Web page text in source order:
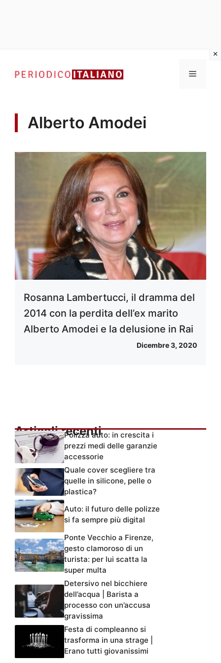
contenuto
Menu
Alberto Amodei
Rosanna Lambertucci, il dramma del
2014 con la perdita dell’ex marito
Alberto Amodei e la delusione in Rai
Dicembre 3, 2020
Articoli recentiPolizza auto: in crescita i
prezzi medi delle garanzie
accessorie
Quale cover scegliere tra
quelle in silicone, pelle o
plastica?
Auto: il futuro delle polizze
si fa sempre più digital
Ponte Vecchio a Firenze,
gesto clamoroso di un
turista: per lui scatta la
super multa
Detersivo nel bicchiere
dell’acqua | Barista a
processo con un’accusa
gravissima
Festa di compleanno si
trasforma in una strage |
Erano tutti giovanissimi